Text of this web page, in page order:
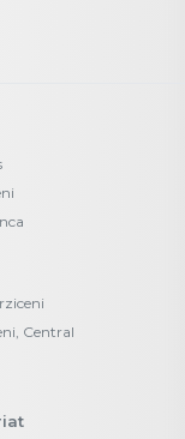
Central